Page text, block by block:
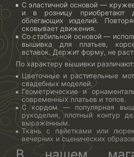
С эластичной основой —
и в розницу приобретают
облегающих изделий.
сковывает движения.
Со стабильной основой —
вышивка для платьев,
вставок. Держит форму, не
По характеру вышивки различают:
Цветочные и растительные
свадебных моделей.
Геометрические и
современных платьев и топов.
С кордом — популярная
рукоделия, плотный контур
выраженным.
Ткань с пайетками или
вечерних и сценических